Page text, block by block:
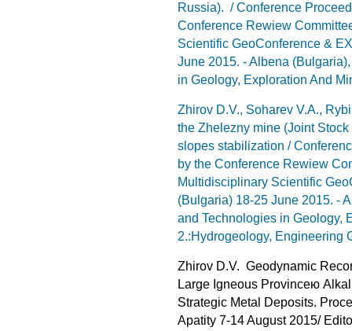
Russia). / Conference
Conference Rewiew
Scientific GeoConference &
June 2015. - Albena
in Geology, Exploration And
Zhirov D.V., Soharev V.A.,
the Zhelezny mine (Joint
slopes stabilization /
by the Conference Rewiew
Multidisciplinary Scientific
(Bulgaria) 18-25 June 2015. -
and Technologies in Geology,
2.:Hydrogeology, Engineering
Zhirov D.V. Geodynamic
Large Igneous Provinceю
Strategic Metal Deposits.
Apatity 7-14 August 2015/